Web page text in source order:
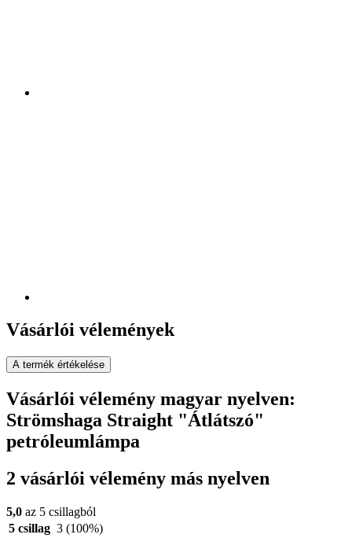
Vásárlói vélemények
A termék értékelése
Vásárlói vélemény magyar nyelven:
Strömshaga Straight "Átlátszó"
petróleumlámpa
2 vásárlói vélemény más nyelven
5,0 az 5 csillagból
5 csillag 3 (100%)